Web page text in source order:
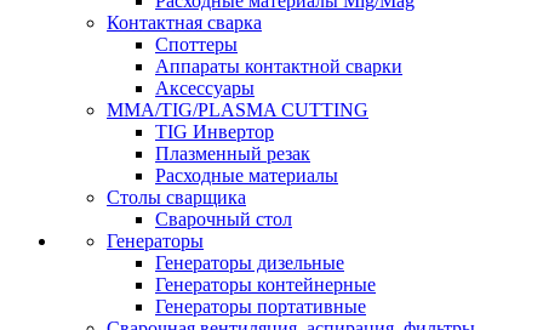
Контактная сварка
Споттеры
Аппараты контактной сварки
Аксессуары
MMA/TIG/PLASMA CUTTING
TIG Инвертор
Плазменный резак
Расходные материалы
Столы сварщика
Сварочный стол
Генераторы
Генераторы дизельные
Генераторы контейнерные
Генераторы портативные